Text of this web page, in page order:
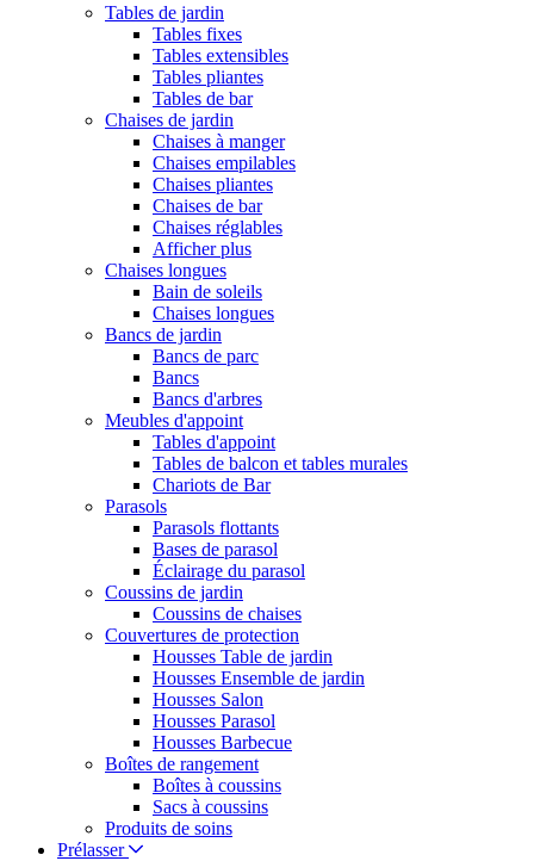
Tables de jardin
Tables fixes
Tables extensibles
Tables pliantes
Tables de bar
Chaises de jardin
Chaises à manger
Chaises empilables
Chaises pliantes
Chaises de bar
Chaises réglables
Afficher plus
Chaises longues
Bain de soleils
Chaises longues
Bancs de jardin
Bancs de parc
Bancs
Bancs d'arbres
Meubles d'appoint
Tables d'appoint
Tables de balcon et tables murales
Chariots de Bar
Parasols
Parasols flottants
Bases de parasol
Éclairage du parasol
Coussins de jardin
Coussins de chaises
Couvertures de protection
Housses Table de jardin
Housses Ensemble de jardin
Housses Salon
Housses Parasol
Housses Barbecue
Boîtes de rangement
Boîtes à coussins
Sacs à coussins
Produits de soins
Prélasser